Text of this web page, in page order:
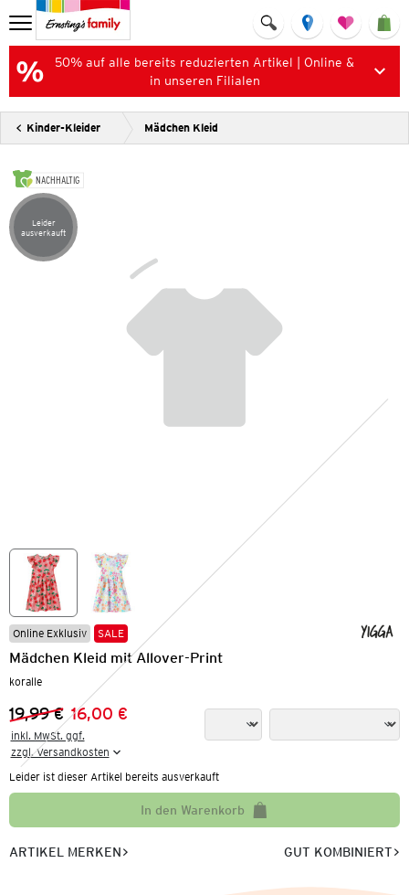
50% auf alle bereits reduzierten Artikel | Online &
in unseren Filialen
Kinder-Kleider Mädchen Kleid
NACHHALTIG
Artikel leider ausverkauft
Leider
ausverkauft
Online Exklusiv SALE
Mädchen Kleid mit Allover-Print
koralle
Vorheriger Preis:
19,99 €
Neuer Preis:
16,00 €
inkl. MwSt. ggf.
zzgl. Versandkosten
Leider ist dieser Artikel bereits ausverkauft
In den Warenkorb
ARTIKEL MERKEN GUT KOMBINIERT